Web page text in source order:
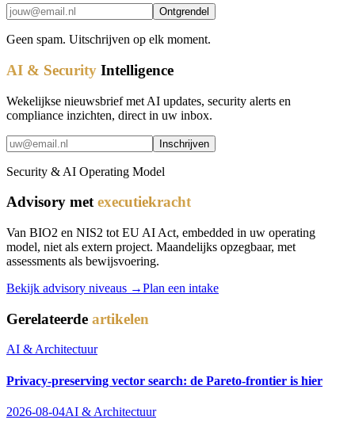
Ontgrendel
Geen spam. Uitschrijven op elk moment.
AI & Security Intelligence
Wekelijkse nieuwsbrief met AI updates, security alerts en
compliance inzichten, direct in uw inbox.
Inschrijven
Security & AI Operating Model
Advisory metexecutiekracht
Van BIO2 en NIS2 tot EU AI Act, embedded in uw operating
model, niet als extern project. Maandelijks opzegbaar, met
assessments als bewijsvoering.
Bekijk advisory niveaus →Plan een intake
Gerelateerde artikelen
AI & Architectuur
Privacy-preserving vector search: de Pareto-frontier is hier
2026-08-04AI & Architectuur